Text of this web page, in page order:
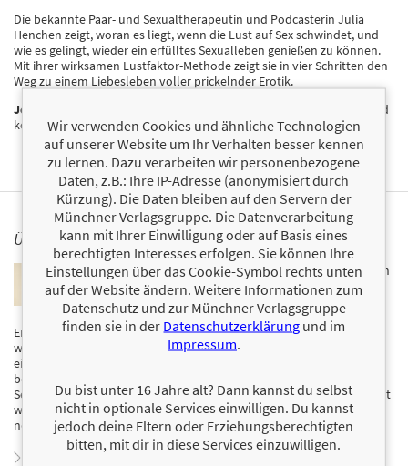
Die bekannte Paar- und Sexualtherapeutin und Podcasterin Julia
Henchen zeigt, woran es liegt, wenn die Lust auf Sex schwindet, und
wie es gelingt, wieder ein erfülltes Sexualleben genießen zu können.
Mit ihrer wirksamen Lustfaktor-Methode zeigt sie in vier Schritten den
Weg zu einem Liebesleben voller prickelnder Erotik.
Jetzt als Taschenbuch erhältlich
– für alle, die einen praktischen und
kompetenten Begleiter für mehr Lust an der Lust suchen.
ÜBER JULIA HENCHEN
Julia Henchen arbeitet als Paar- und Sexualtherapeutin
zu Fragen von Lust, Sexualität und Begehren. Ihre
Arbeit ist geprägt von einer feministischen Perspektive
und dem Interesse daran, wie Beziehungsmuster,
Erwartungen und gesellschaftliche Rahmenbedingungen auf Lust
wirken. Sie arbeitet in eigener Praxis, ist als Dozentin tätig und hostet
einen Podcast, in dem sie reale Beratungsgespräche führt. Ein
besonderer Schwerpunkt ihrer Arbeit liegt auf der Verbindung von
Sexualität und Neurodivergenz sowie auf der Auseinandersetzung mit
weiblicher Lust jenseits von Leistungslogiken, Anpassung und
normativen Beziehungsidealen.
Zum Profil von Julia Henchen
Wir verwenden Cookies und ähnliche Technologien
auf unserer Website um Ihr Verhalten besser kennen
zu lernen. Dazu verarbeiten wir personenbezogene
Daten, z.B.: Ihre IP-Adresse (anonymisiert durch
Kürzung). Die Daten bleiben auf den Servern der
Münchner Verlagsgruppe. Die Datenverarbeitung
kann mit Ihrer Einwilligung oder auf Basis eines
berechtigten Interesses erfolgen. Sie können Ihre
Einstellungen über das Cookie-Symbol rechts unten
auf der Website ändern. Weitere Informationen zum
Datenschutz und zur Münchner Verlagsgruppe
finden sie in der Datenschutzerklärung und im
Impressum.
Du bist unter 16 Jahre alt? Dann kannst du selbst
nicht in optionale Services einwilligen. Du kannst
jedoch deine Eltern oder Erziehungsberechtigten
bitten, mit dir in diese Services einzuwilligen.